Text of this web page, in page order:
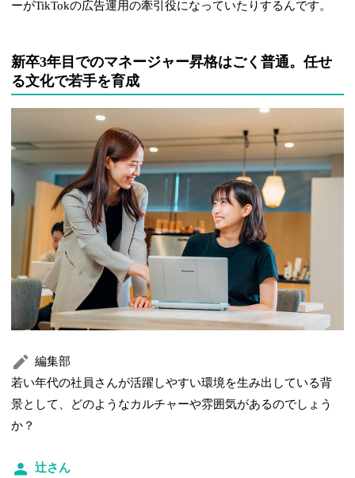
ーがTikTokの広告運用の牽引役になっていたりするんです。
新卒3年目でのマネージャー昇格はごく普通。任せ
る文化で若手を育成
編集部
若い年代の社員さんが活躍しやすい環境を生み出している背
景として、どのようなカルチャーや雰囲気があるのでしょう
か？
辻さん